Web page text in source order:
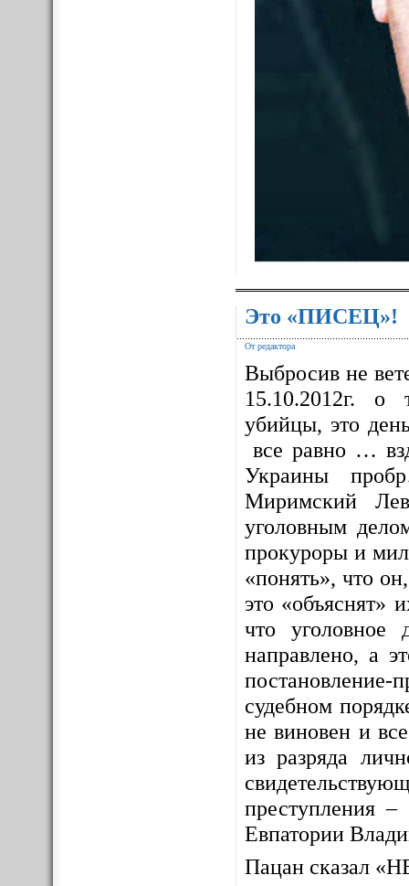
Это «ПИСЕЦ»!
От редактора
Выбросив не
15.10.2012г. о
убийцы, это
все равно …
Украины
Миримский
уголовным
прокуроры и
«понять», что
это «объяснят»
что
направлено, а
судебном
не виновен и
из разряда
преступления –
Евпатории
Пацан сказал